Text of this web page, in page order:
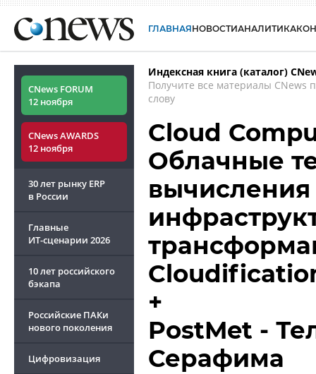
ГЛАВНАЯНОВОСТИАНАЛИТИКА
CNews FORUM
12 ноября
CNews AWARDS
12 ноября
30 лет рынку ERP
в России
Главные
ИТ-сценарии 2026
10 лет российского
бэкапа
Российские ПАКи
нового поколения
Цифровизация
Индексная книга (каталог)
Получите все материалы CNews
слову
Cloud
Облачные
+
PostMet -
Серафима